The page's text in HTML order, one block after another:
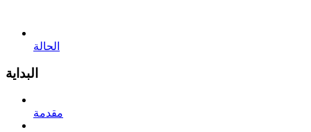
الحالة
البداية
مقدمة